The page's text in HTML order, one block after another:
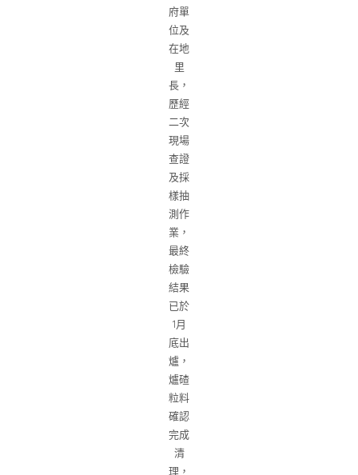
府單
位及
在地
里
長，
歷經
二次
現場
查證
及採
樣抽
測作
業，
最終
檢驗
結果
已於
1月
底出
爐，
爐碴
粒料
確認
完成
清
理，